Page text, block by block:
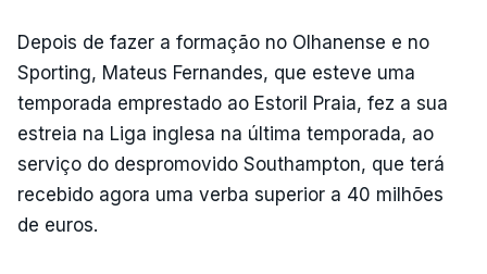
Depois de fazer a formação no Olhanense e no
Sporting, Mateus Fernandes, que esteve uma
temporada emprestado ao Estoril Praia, fez a sua
estreia na Liga inglesa na última temporada, ao
serviço do despromovido Southampton, que terá
recebido agora uma verba superior a 40 milhões
de euros.